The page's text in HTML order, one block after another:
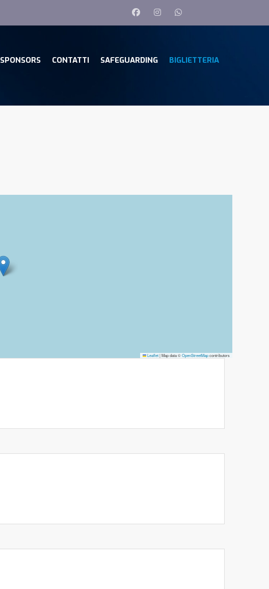
SPONSORS CONTATTI SAFEGUARDING BIGLIETTERIA
Leaflet|Map data ©OpenStreetMapcontributors